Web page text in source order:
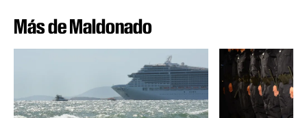
Más de Maldonado